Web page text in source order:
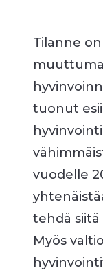
Tilanne
tuonut
vuodelle
tehdä siitä
Myös